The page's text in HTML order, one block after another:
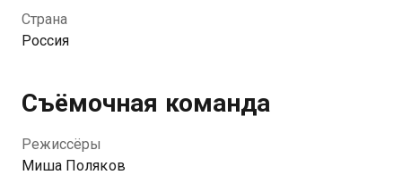
неузнаваемости. Теперь Борис энергично берётся за
самые опасные дела, постоянно подвергая свою
грабителям без бронежилета, задержать вора в
законе во время сходки? Легко! Что заставляет
нерадивого опера превратиться в супергероя и идти
на подвиги? Какую тайну герой скрывает от самых
Страна
Россия
Съёмочная команда
Режиссёры
Миша Поляков